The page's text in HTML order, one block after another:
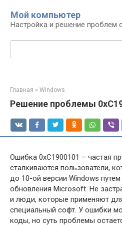
контенту
Мой компьютер
Настройка и решение проблем
Поиск:
Главная » Windows
Решение проблемы
Ошибка 0xC1900101 – частая
сталкиваются пользователи,
до 10-ой версии Windows
обновления Microsoft. Не
и люди, которые применяют
специальный софт. У ошибки
коды, но суть проблемы